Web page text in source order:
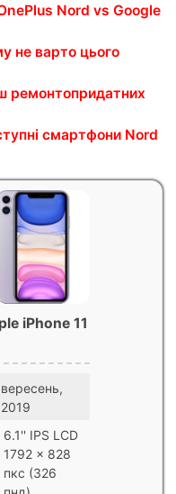
Nord vs Google
не варто цього
ремонтопридатних
смартфони Nord
iPhone 11
вересень,
2019
6.1'' IPS LCD
1792 x 828
пкс (326